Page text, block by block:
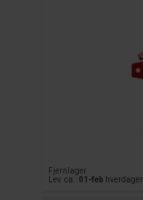
Fjernlager
Lev. ca.: 01-feb hverdager